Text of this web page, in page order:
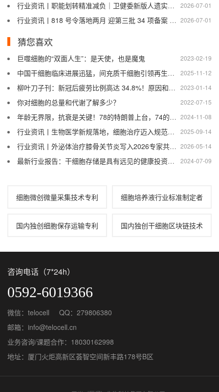
2026-07-01
行业资讯丨职能划转精准减负｜卫健委新版人遗实施细则（征求意见稿）深度解读
2026-07-01
行业资讯丨818 号令落地两月 迎第三批 34 项备案 透视细胞治疗产业全新竞争格局
猜您喜欢
2023-02-19
巨噬细胞的“双面人生”：是天使，也是魔鬼
2025-11-12
中国干细胞临床进展迅猛，间充质干细胞引领再生医学新风向
2023-01-14
柳叶刀子刊：新冠后疲劳比例高达 34.8%！原因和免疫细胞有关
2022-07-15
你对细胞的总量和代谢了解多少？
2024-11-08
年龄无界限，抗衰是关键！78的特朗普上台，74的刘晓庆恋爱，73的张纪中得子……
2025-09-14
行业资讯丨生物医学新规落地，细胞治疗迈入规范发展快车道
2026-05-14
行业资讯丨外泌体治疗膝骨关节炎写入2026专家共识，解锁保膝新路径
2024-07-09
最新行业报告：干细胞存储是具有远见的健康投资，全球市场正强劲发展
细胞微创微量采集技术专利 细胞培养液行业标准制定者
国内独创细胞保存运输专利 国内独创干细胞区块链技术
咨询电话（7*24h）
0592-6019366
微信：telocell QQ：279806380
邮箱：info@telocell.cn
业务咨询/课题合作：18030162998
地址：厦门火炬高新区荟智空间新丰路178号B区